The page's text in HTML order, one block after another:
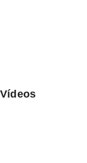
Vídeos